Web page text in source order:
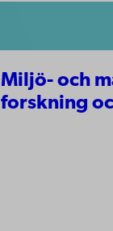
Miljö- och
forskning